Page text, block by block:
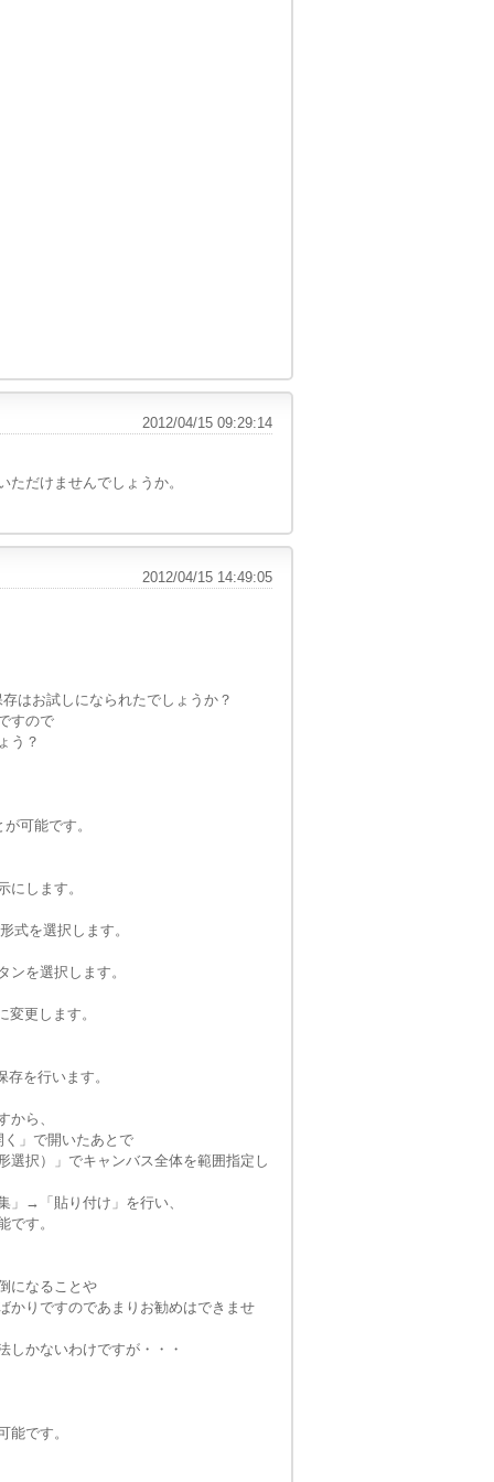
2012/04/15 09:29:14
だけませんでしょうか。
2012/04/15 14:49:05
はお試しになられたでしょうか？
すので
う？
可能です。
します。
式を選択します。
を選択します。
更します。
を行います。
ら、
」で開いたあとで
択）」でキャンバス全体を範囲指定し
→「貼り付け」を行い、
す。
になることや
かりですのであまりお勧めはできませ
しかないわけですが・・・
です。